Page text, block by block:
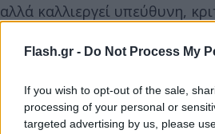
Flash.gr - Do Not Process My
If you wish to opt-out of the sale,
processing of your personal or
targeted advertising by us, please
αλλά καλλιεργεί υπεύθυνη,
«Η Τεχνητή Νοημοσύνη να
σύμμαχος της